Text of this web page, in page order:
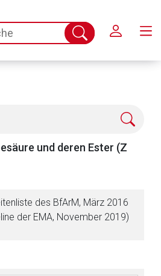
Suche
abschicken
und deren Ester (Z
des BfArM, März 2016
der EMA, November 2019)